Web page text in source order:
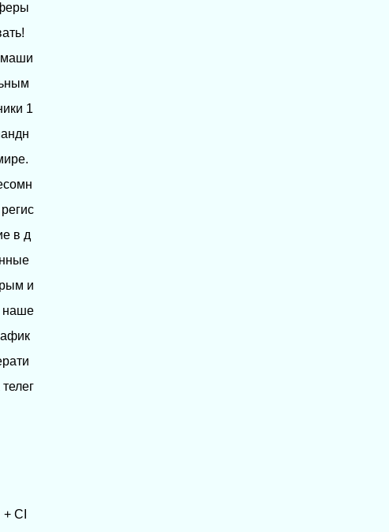
маши
1
в д
и
наше
CI